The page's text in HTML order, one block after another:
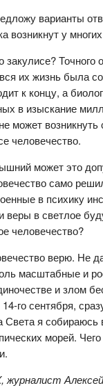
варианты
возникнут у
закулисе? Точного
их жизнь была
к концу, а
в изыскание
может возникнуть
человечество.
может это
само
в психику
веры в светлое
человечество?
верю. Не
масштабные и
и злом
го сентября,
Света я собираюсь
морей.
журналист